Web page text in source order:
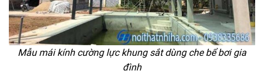
Mẫu mái kính cường lực khung sắt dùng che bể bơi gia
đình